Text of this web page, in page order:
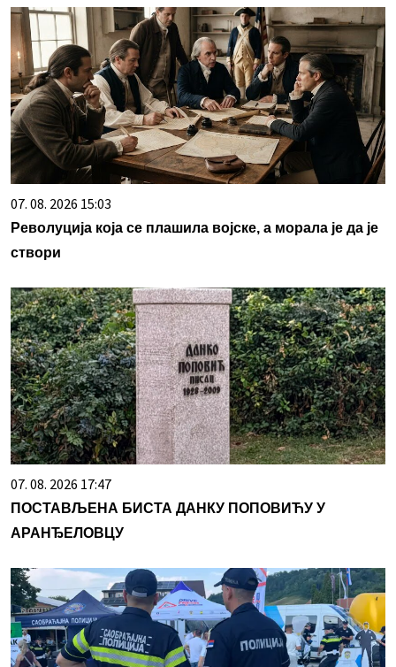
07. 08. 2026 15:03
Револуција која се плашила војске, а морала је да је
створи
07. 08. 2026 17:47
ПОСТАВЉЕНА БИСТА ДАНКУ ПОПОВИЋУ У
АРАНЂЕЛОВЦУ